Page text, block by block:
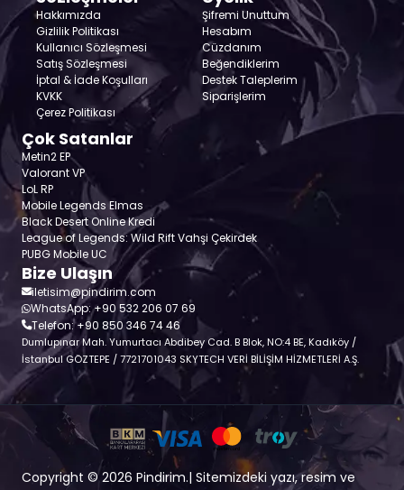
Hakkımızda
Gizlilik Politikası
Kullanıcı Sözleşmesi
Satış Sözleşmesi
İptal & İade Koşulları
KVKK
Çerez Politikası
Şifremi Unuttum
Hesabım
Cüzdanım
Beğendiklerim
Destek Taleplerim
Siparişlerim
Çok Satanlar
Metin2 EP
Valorant VP
LoL RP
Mobile Legends Elmas
Black Desert Online Kredi
League of Legends: Wild Rift Vahşi Çekirdek
PUBG Mobile UC
Bize Ulaşın
iletisim@pindirim.com
WhatsApp: +90 532 206 07 69
Telefon: +90 850 346 74 46
Dumlupınar Mah. Yumurtacı Abdibey Cad. B Blok, NO:4 BE, Kadıköy /
İstanbul GÖZTEPE / 7721701043 SKYTECH VERİ BİLİŞİM HİZMETLERİ A.Ş.
Copyright © 2026 Pindirim.| Sitemizdeki yazı, resim ve